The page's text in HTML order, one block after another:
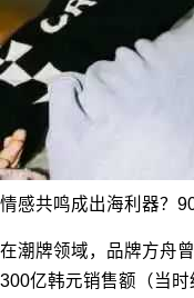
情感共鸣成出海利器？
在潮牌领域，品牌方舟
300亿韩元销售额（当时